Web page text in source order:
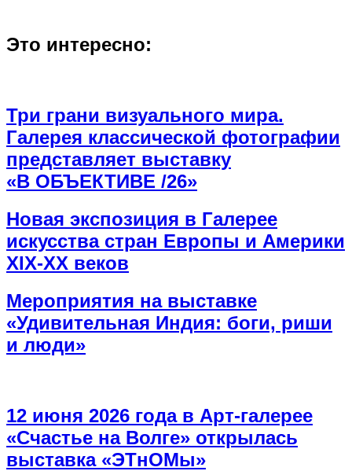
Это интересно:
Три грани визуального мира.
Галерея классической фотографии
представляет выставку
«В ОБЪЕКТИВЕ /26»
Новая экспозиция в Галерее
искусства стран Европы и Америки
XIX-XX веков
Мероприятия на выставке
«Удивительная Индия: боги, риши
и люди»
12 июня 2026 года в Арт-галерее
«Счастье на Волге» открылась
выставка «ЭТнОМы»